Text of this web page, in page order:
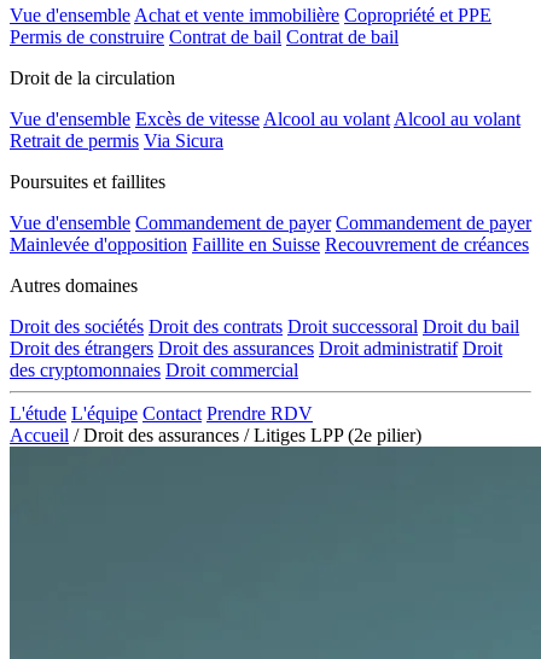
Vue d'ensemble Achat et vente immobilière Copropriété et PPE
Permis de construire Contrat de bail Contrat de bail
Droit de la circulation
Vue d'ensemble Excès de vitesse Alcool au volant Alcool au volant
Retrait de permis Via Sicura
Poursuites et faillites
Vue d'ensemble Commandement de payer Commandement de payer
Mainlevée d'opposition Faillite en Suisse Recouvrement de créances
Autres domaines
Droit des sociétés Droit des contrats Droit successoral Droit du bail
Droit des étrangers Droit des assurances Droit administratif Droit
des cryptomonnaies Droit commercial
L'étude L'équipe Contact Prendre RDV
Accueil / Droit des assurances / Litiges LPP (2e pilier)